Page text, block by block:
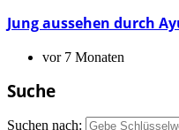
Jung aussehen durch
vor 7 Monaten
Suche
Suchen nach: